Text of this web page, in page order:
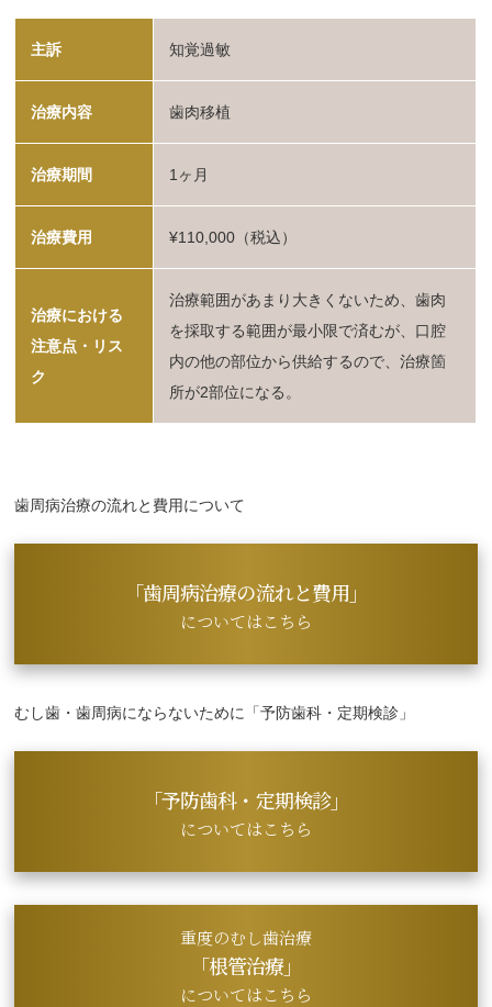
主訴 知覚過敏
治療内容 歯肉移植
治療期間 1ヶ月
治療費用 ¥110,000（税込）
治療における
注意点・リス
ク
治療範囲があまり大きくないため、歯肉
を採取する範囲が最小限で済むが、口腔
内の他の部位から供給するので、治療箇
所が2部位になる。
歯周病治療の流れと費用について
「歯周病治療の流れと費用」
についてはこちら
むし歯・歯周病にならないために「予防歯科・定期検診」
「予防歯科・定期検診」
についてはこちら
重度のむし歯治療
「根管治療」
についてはこちら